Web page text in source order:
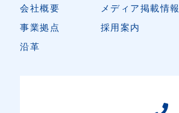
会社概要
事業拠点
沿革
メディア掲載情報
採用案内